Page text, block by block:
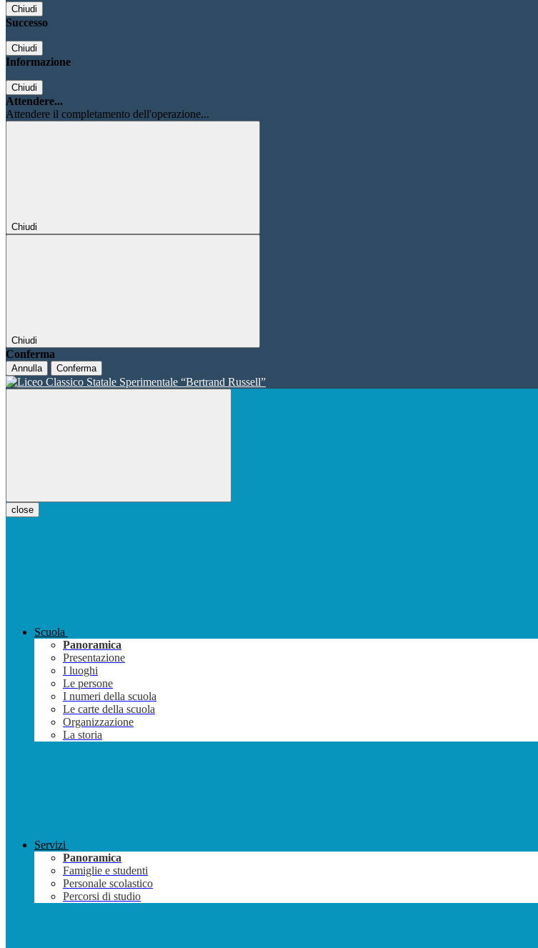
Chiudi
Successo
Chiudi
Informazione
Chiudi
Attendere...
Attendere il completamento dell'operazione...
Chiudi
Chiudi
Conferma
Annulla Conferma
close
Scuola
Panoramica
Presentazione
I luoghi
Le persone
I numeri della scuola
Le carte della scuola
Organizzazione
La storia
Servizi
Panoramica
Famiglie e studenti
Personale scolastico
Percorsi di studio